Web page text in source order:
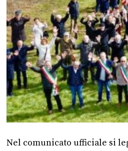
Nel comunicato ufficiale si